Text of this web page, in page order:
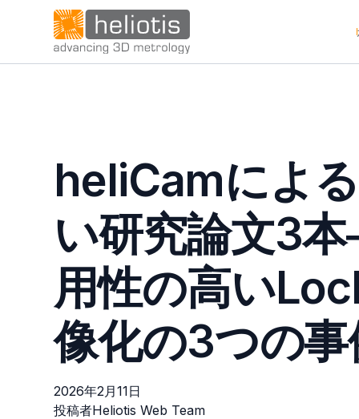
heliCamによ
い研究論文3
用性の高い
像化の3つの事
2026年2月11日
投稿者Heliotis Web Team